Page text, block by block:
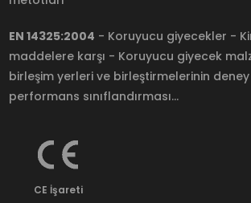
EN 14325:2004 - Koruyucu giyecekler -
maddelere karşı - Koruyucu giyecek
birleşim yerleri ve birleştirmelerinin
performans sınıflandırması...
CE İşareti